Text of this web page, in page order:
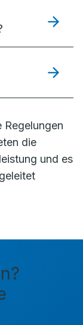
Regelungen
die
und es